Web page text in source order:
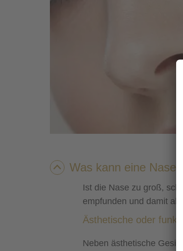
Was kann eine
Ist die Nase zu groß,
empfunden und damit als
Ästhetische oder
Neben ästhetische